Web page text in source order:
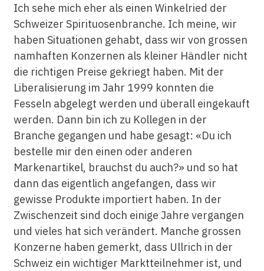
Ich sehe mich eher als einen Winkelried der
Schweizer Spirituosenbranche. Ich meine, wir
haben Situationen gehabt, dass wir von grossen
namhaften Konzernen als kleiner Händler nicht
die richtigen Preise gekriegt haben. Mit der
Liberalisierung im Jahr 1999 konnten die
Fesseln abgelegt werden und überall eingekauft
werden. Dann bin ich zu Kollegen in der
Branche gegangen und habe gesagt: «Du ich
bestelle mir den einen oder anderen
Markenartikel, brauchst du auch?» und so hat
dann das eigentlich angefangen, dass wir
gewisse Produkte importiert haben. In der
Zwischenzeit sind doch einige Jahre vergangen
und vieles hat sich verändert. Manche grossen
Konzerne haben gemerkt, dass Ullrich in der
Schweiz ein wichtiger Marktteilnehmer ist, und